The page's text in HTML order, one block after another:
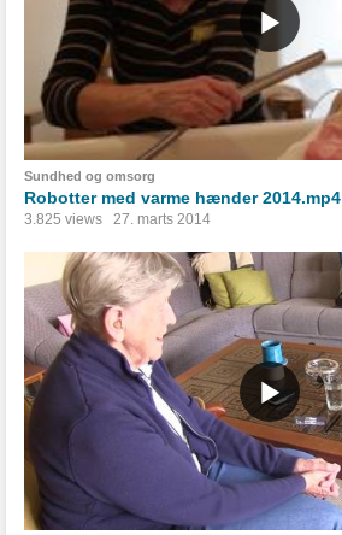
Sundhed og omsorg
Robotter med varme hænder 2014.mp4
3.825 views 27. marts 2014